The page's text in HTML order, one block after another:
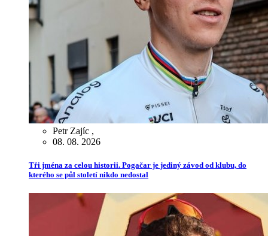
Petr Zajíc ,
08. 08. 2026
Tři jména za celou historii. Pogačar je jediný závod od klubu, do
kterého se půl století nikdo nedostal